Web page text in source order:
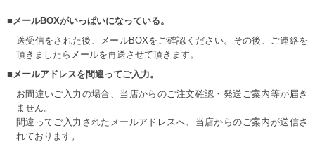
■メールBOXがいっぱいになっている。
送受信をされた後、メールBOXをご確認ください。その後、ご連絡を
頂きましたらメールを再送させて頂きます。
■メールアドレスを間違ってご入力。
お間違いご入力の場合、当店からのご注文確認・発送ご案内等が届き
ません。
間違ってご入力されたメールアドレスへ、当店からのご案内が送信さ
れております。